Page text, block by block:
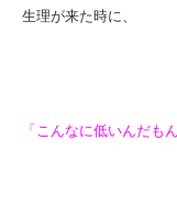
生理が来た時に、
「こんなに低いんだも